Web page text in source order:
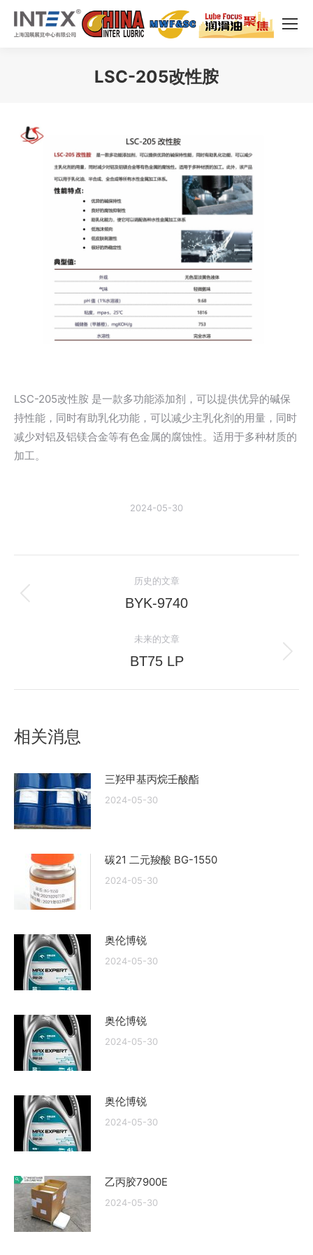
LSC-205改性胺
LSC-205改性胺 是一款多功能添加剂，可以提供优异的碱保
持性能，同时有助乳化功能，可以减少主乳化剂的用量，同时
减少对铝及铝镁合金等有色金属的腐蚀性。适用于多种材质的
加工。
2024-05-30
章
历史的文章
历
的
文
BYK-9740
未来的文章
未
BT75 LP
相关消息
三羟甲基丙烷壬酸酯
2024-05-30
碳21 二元羧酸 BG-1550
2024-05-30
奥伦博锐
2024-05-30
奥伦博锐
2024-05-30
奥伦博锐
2024-05-30
乙丙胶7900E
2024-05-30